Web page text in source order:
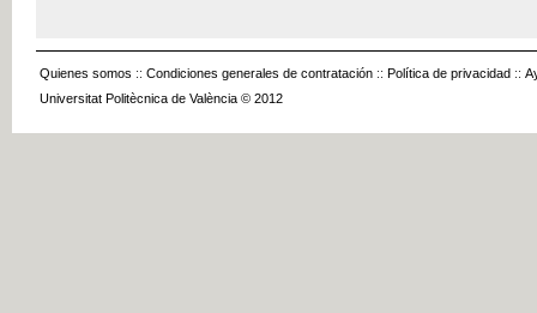
Quienes somos :: Condiciones generales de contratación :: Política de privacidad ::
Universitat Politècnica de València © 2012